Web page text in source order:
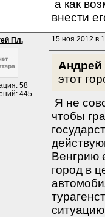
а как
внести
Пл.
58
445
15 ноя 2012 в
Андрей
этот
Я не
чтобы
Венгрию
город в